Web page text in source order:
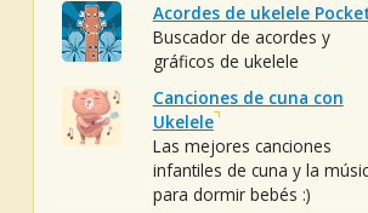
Acordes de ukelele
Buscador de acordes y
gráficos de ukelele
Canciones de cuna con
Ukelele
Las mejores canciones
infantiles de cuna y la
para dormir bebés :)